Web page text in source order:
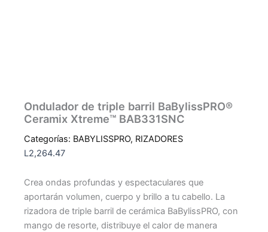
Ondulador de triple barril BaBylissPRO®
Ceramix Xtreme™ BAB331SNC
Categorías: BABYLISSPRO, RIZADORES
L2,264.47
Crea ondas profundas y espectaculares que
aportarán volumen, cuerpo y brillo a tu cabello. La
rizadora de triple barril de cerámica BaBylissPRO, con
mango de resorte, distribuye el calor de manera